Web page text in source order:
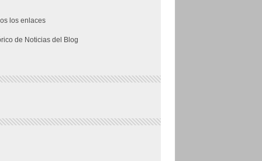
los enlaces
de Noticias del Blog